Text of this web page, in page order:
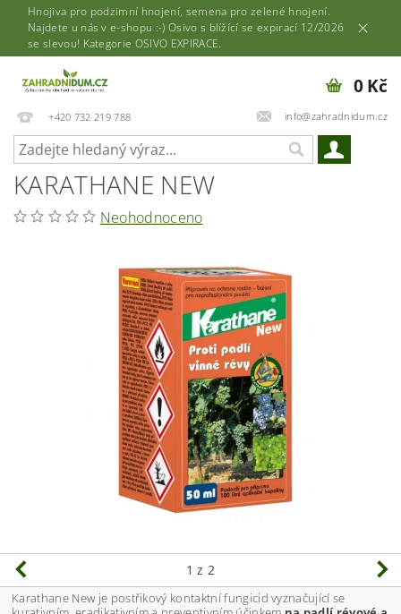
Hnojiva pro podzimní hnojení, semena pro zelené hnojení.
Najdete u nás v e-shopu :-) Osivo s blížící se expirací 12/2026
se slevou! Kategorie OSIVO EXPIRACE.
+420 732 219 788 info@zahradnidum.cz
0 Kč
KARATHANE NEW
Neohodnoceno
1 z 2
Karathane New je postřikový kontaktní fungicid vyznačující se